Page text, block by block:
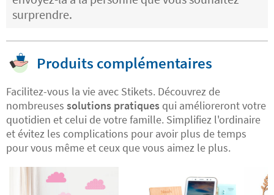
surprendre.
Produits complémentaires
Facilitez-vous la vie avec Stikets. Découvrez de
nombreuses solutions pratiques qui amélioreront votre
quotidien et celui de votre famille. Simplifiez l'ordinaire
et évitez les complications pour avoir plus de temps
pour vous même et ceux que vous aimez le plus.